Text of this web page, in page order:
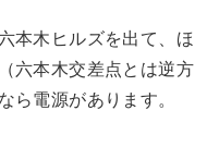
本木ヒルズを出て、ほ
六本木交差点とは逆方
電源があります。